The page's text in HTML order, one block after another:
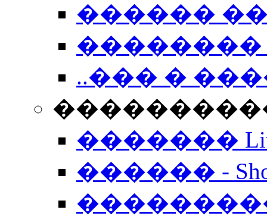
������
��������
..��� �
����������
�������
������ -